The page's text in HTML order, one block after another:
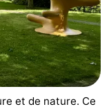
et de nature. Ce